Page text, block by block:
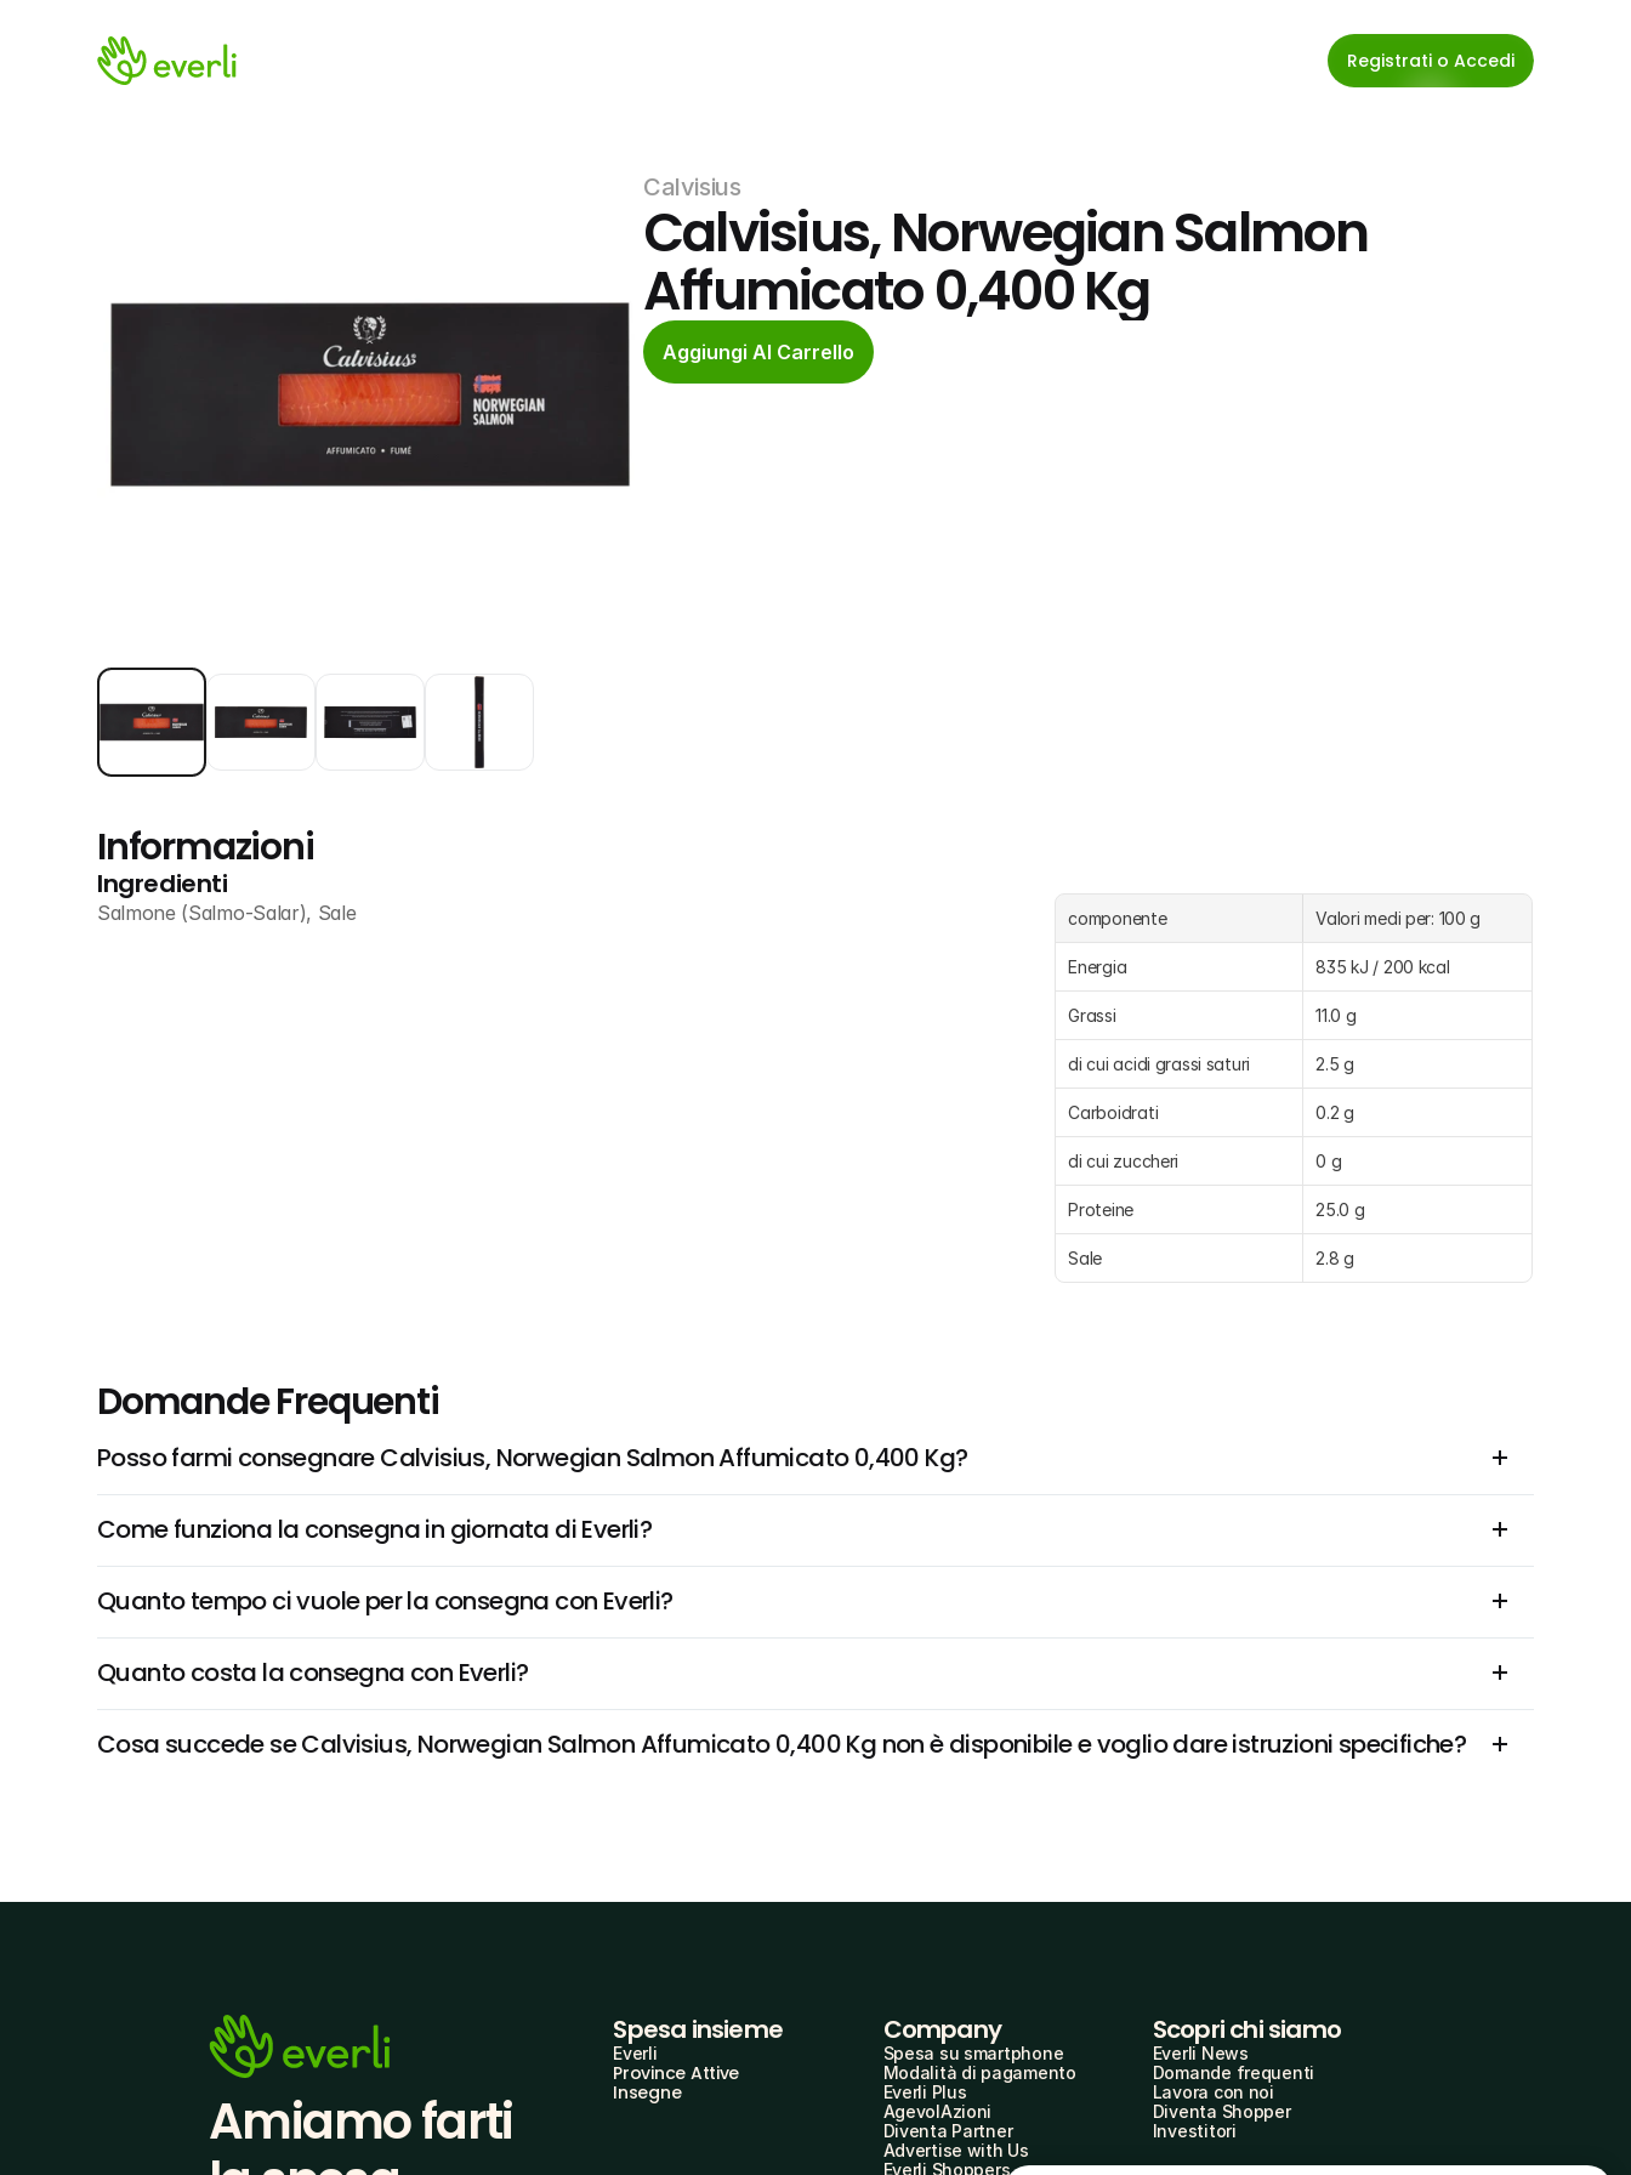
Registrati o Accedi
Calvisius
Calvisius, Norwegian Salmon
Affumicato 0,400 Kg
Aggiungi Al Carrello
Informazioni
Ingredienti
Salmone (Salmo-Salar), Sale componente Valori medi per: 100 g
Energia 835 kJ / 200 kcal
Grassi 11.0 g
di cui acidi grassi saturi 2.5 g
Carboidrati 0.2 g
di cui zuccheri 0 g
Proteine 25.0 g
Sale 2.8 g
Domande Frequenti
Posso farmi consegnare Calvisius, Norwegian Salmon Affumicato 0,400 Kg?
Come funziona la consegna in giornata di Everli?
Quanto tempo ci vuole per la consegna con Everli?
Quanto costa la consegna con Everli?
Cosa succede se Calvisius, Norwegian Salmon Affumicato 0,400 Kg non è disponibile e voglio dare istruzioni specifiche?
Amiamo farti
Spesa insieme
Everli
Province Attive
Insegne
Company
Spesa su smartphone
Modalità di pagamento
Everli Plus
AgevolAzioni
Diventa Partner
Advertise with Us
Everli Shoppers
Scopri chi siamo
Everli News
Domande frequenti
Lavora con noi
Diventa Shopper
Investitori